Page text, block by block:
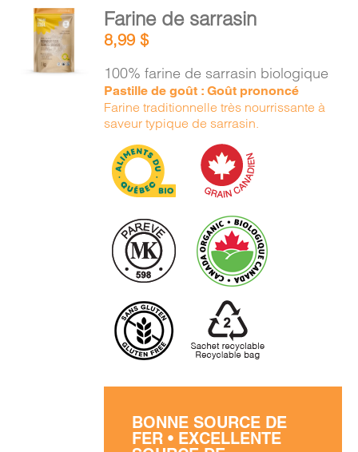
AJOUTER
AU
PANIER
Farine de sarrasin
8,99$
100% farine de sarrasin biologique
Pastille de goût : Goût prononcé
Farine traditionnelle très nourrissante à
saveur typique de sarrasin.
BONNE SOURCE DE
FER • EXCELLENTE